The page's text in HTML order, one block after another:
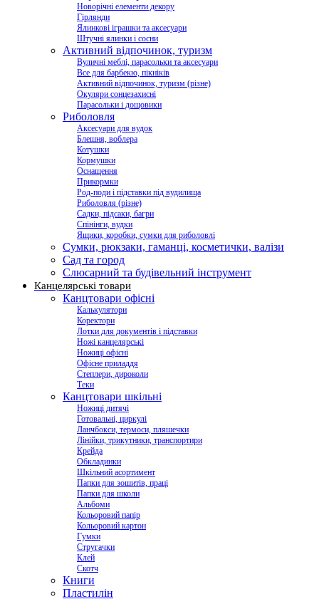
Новорічні елементи декору
Гірлянди
Ялинкові іграшки та аксесуари
Штучні ялинки і сосни
Активний відпочинок, туризм
Вуличні меблі, парасольки та аксесуари
Все для барбекю, пікніків
Активний відпочинок, туризм (різне)
Окуляри сонцезахисні
Парасольки і дощовики
Риболовля
Аксесуари для вудок
Блешня, воблера
Котушки
Кормушки
Оснащення
Прикормки
Род-поди і підставки під вудилища
Риболовля (різне)
Садки, підсаки, багри
Спінінги, вудки
Ящики, коробки, сумки для риболовлі
Сумки, рюкзаки, гаманці, косметички, валізи
Сад та город
Слюсарний та будівельний інструмент
Канцелярські товари
Канцтовари офісні
Калькулятори
Коректори
Лотки для документів і підставки
Ножі канцелярські
Ножиці офісні
Офісне приладдя
Степлери, дироколи
Теки
Канцтовари шкільні
Ножиці дитячі
Готовальні, циркулі
Ланчбокси, термоси, пляшечки
Лінійки, трикутники, транспортири
Крейда
Обкладинки
Шкільний асортимент
Папки для зошитів, праці
Папки для школи
Альбоми
Кольоровий папір
Кольоровий картон
Гумки
Стругачки
Клей
Скотч
Книги
Пластилін